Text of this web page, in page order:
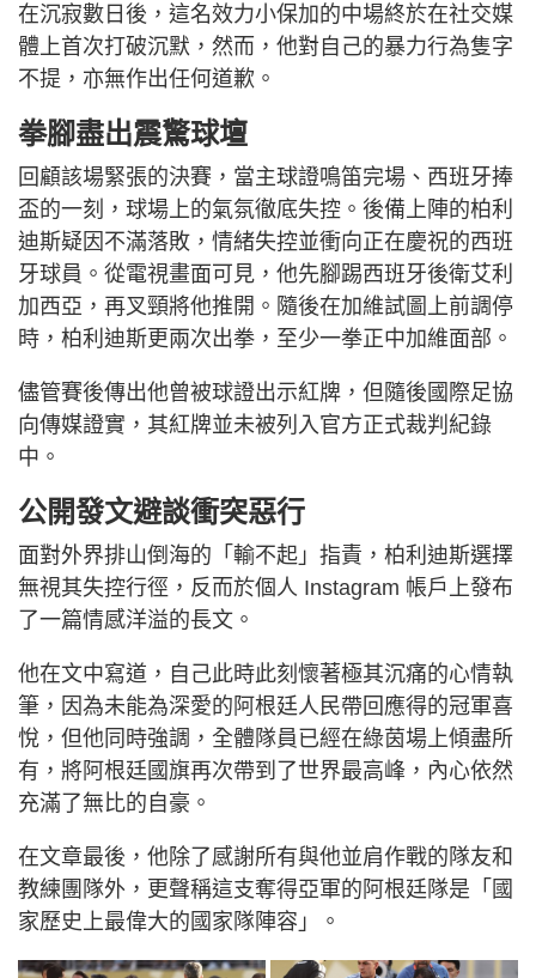
在沉寂數日後，這名效力小保加的中場終於在社交媒
體上首次打破沉默，然而，他對自己的暴力行為隻字
不提，亦無作出任何道歉。
拳腳盡出震驚球壇
回顧該場緊張的決賽，當主球證鳴笛完場、西班牙捧
盃的一刻，球場上的氣氛徹底失控。後備上陣的柏利
迪斯疑因不滿落敗，情緒失控並衝向正在慶祝的西班
牙球員。從電視畫面可見，他先腳踢西班牙後衛艾利
加西亞，再叉頸將他推開。隨後在加維試圖上前調停
時，柏利迪斯更兩次出拳，至少一拳正中加維面部。
儘管賽後傳出他曾被球證出示紅牌，但隨後國際足協
向傳媒證實，其紅牌並未被列入官方正式裁判紀錄
中。
公開發文避談衝突惡行
面對外界排山倒海的「輸不起」指責，柏利迪斯選擇
無視其失控行徑，反而於個人 Instagram 帳戶上發布
了一篇情感洋溢的長文。
他在文中寫道，自己此時此刻懷著極其沉痛的心情執
筆，因為未能為深愛的阿根廷人民帶回應得的冠軍喜
悅，但他同時強調，全體隊員已經在綠茵場上傾盡所
有，將阿根廷國旗再次帶到了世界最高峰，內心依然
充滿了無比的自豪。
在文章最後，他除了感謝所有與他並肩作戰的隊友和
教練團隊外，更聲稱這支奪得亞軍的阿根廷隊是「國
家歷史上最偉大的國家隊陣容」。